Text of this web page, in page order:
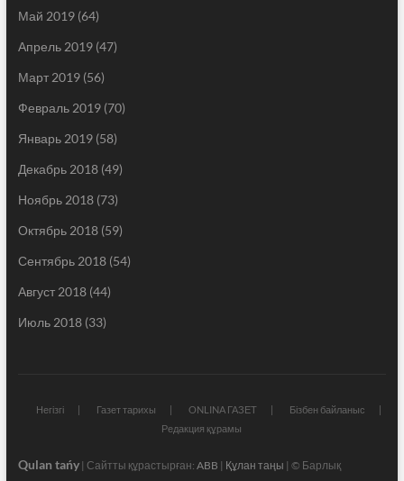
Май 2019(64)
Апрель 2019(47)
Март 2019(56)
Февраль 2019(70)
Январь 2019(58)
Декабрь 2018(49)
Ноябрь 2018(73)
Октябрь 2018(59)
Сентябрь 2018(54)
Август 2018(44)
Июль 2018(33)
Негізгі Газет тарихы ONLINA ГАЗЕТ
Бізбен байланыс
Редакция құрамы
Qulan tańy| Сайтты құрастырған: ABB | Құлан таңы | © Барлық